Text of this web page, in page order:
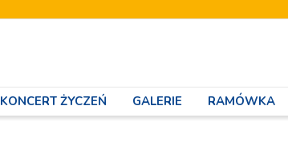
KONCERT ŻYCZEŃ GALERIE RAMÓWKA